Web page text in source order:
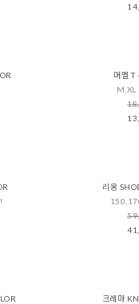
머멜 T
M,XL
리옹
크레마